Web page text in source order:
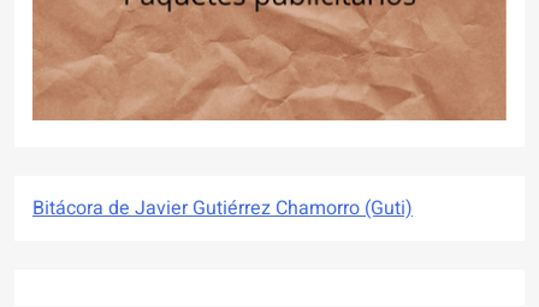
Bitácora de Javier Gutiérrez Chamorro (Guti)